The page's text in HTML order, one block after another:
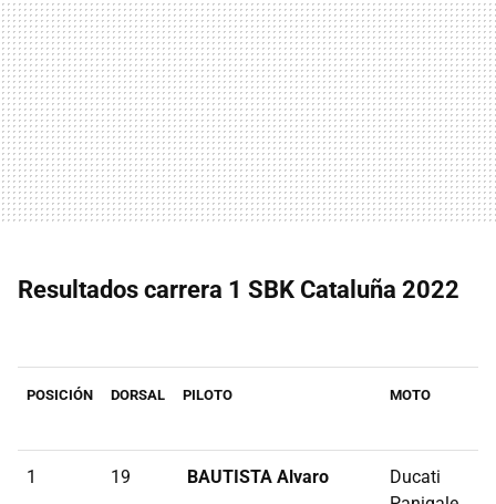
Resultados carrera 1 SBK Cataluña 2022
POSICIÓN DORSAL PILOTO MOTO
1 19 BAUTISTA Alvaro
Ducati